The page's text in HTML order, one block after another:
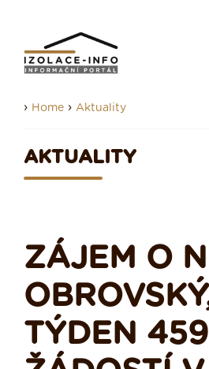
› Home › Aktuality
AKTUALITY
ZÁJEM O
TÝDEN 459